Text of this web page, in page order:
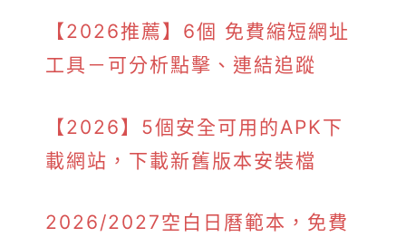
【2026推薦】6個 免費縮短網址
工具－可分析點擊、連結追蹤
【2026】5個安全可用的APK下
載網站，下載新舊版本安裝檔
2026/2027空白日曆範本，免費